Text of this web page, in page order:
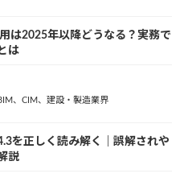
は2025年以降どうなる？実務で
は
、 CIM、 建設・製造業界
を正しく読み解く｜誤解されや
説